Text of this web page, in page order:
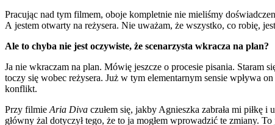
Pracując nad tym filmem, oboje kompletnie nie mieliśmy
A jestem otwarty na reżysera. Nie uważam, że wszystko, co robię,
Ale to chyba nie jest oczywiste, że scenarzysta wkracza na plan?
Ja nie wkraczam na plan. Mówię jeszcze o procesie pisania. Staram
toczy się wobec reżysera. Już w tym elementarnym sensie wpływa
konflikt.
Przy filmieAria Diva czułem się, jakby Agnieszka zabrała mi piłkę
główny żal dotyczył tego, że to ja mogłem wprowadzić te zmiany.